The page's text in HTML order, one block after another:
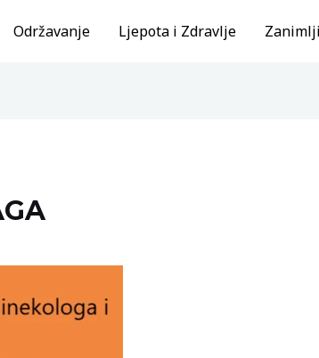
Održavanje Ljepota i Zdravlje